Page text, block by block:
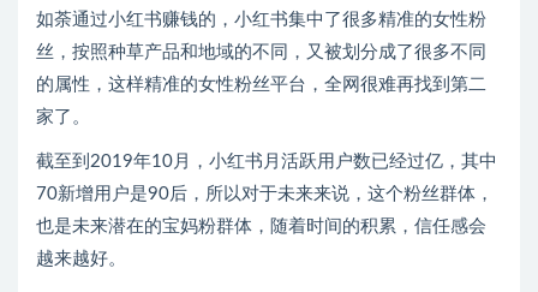
如荼通过小红书赚钱的，小红书集中了很多精准的女性粉
丝，按照种草产品和地域的不同，又被划分成了很多不同
的属性，这样精准的女性粉丝平台，全网很难再找到第二
家了。
截至到2019年10月，小红书月活跃用户数已经过亿，其中
70新增用户是90后，所以对于未来来说，这个粉丝群体，
也是未来潜在的宝妈粉群体，随着时间的积累，信任感会
越来越好。